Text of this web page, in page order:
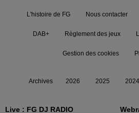
Live : FG DJ RADIO
L'histoire de FG Nous contacter
DAB+ Règlement des jeux
Gestion des cookies
Archives 2026 2025 2024